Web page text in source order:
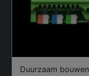
Duurzaam